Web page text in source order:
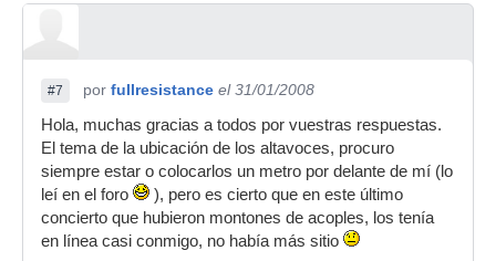
#7 por fullresistance el 31/01/2008
Hola, muchas gracias a todos por vuestras respuestas.
El tema de la ubicación de los altavoces, procuro
siempre estar o colocarlos un metro por delante de mí (lo
leí en el foro
), pero es cierto que en este último
concierto que hubieron montones de acoples, los tenía
en línea casi conmigo, no había más sitio